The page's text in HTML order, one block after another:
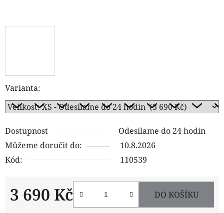
Varianta:
Dostupnost
Odesilame do 24 hodin
Můžeme doručit do:
10.8.2026
Kód:
110539
3 690 Kč DO KOŠÍKU